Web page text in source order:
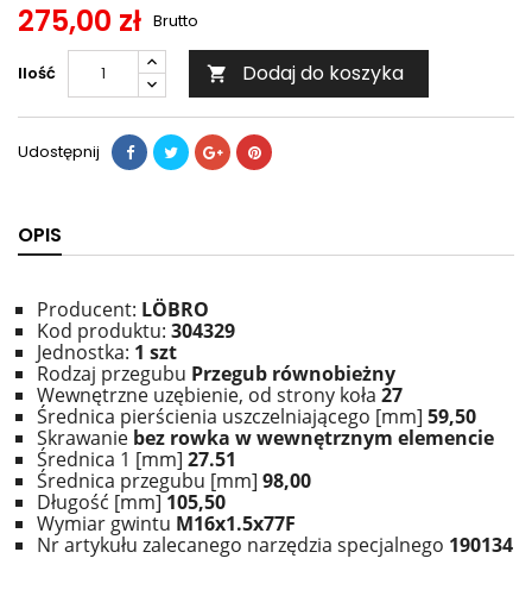
275,00 zł Brutto
Ilość  Dodaj do koszyka
Udostępnij
OPIS
Producent: LÖBRO
Kod produktu: 304329
Jednostka: 1 szt
Rodzaj przegubu Przegub równobieżny
Wewnętrzne uzębienie, od strony koła 27
Średnica pierścienia uszczelniającego [mm] 59,50
Skrawanie bez rowka w wewnętrznym elemencie
Średnica 1 [mm] 27.51
Średnica przegubu [mm] 98,00
Długość [mm] 105,50
Wymiar gwintu M16x1.5x77F
Nr artykułu zalecanego narzędzia specjalnego 190134